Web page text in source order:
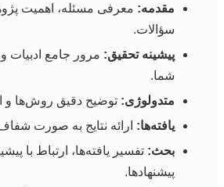
مقدمه: معرفی مسئله، اهمیت
سؤالات.
پیشینه تحقیق: مرور جامع ادبیات
شما.
متدولوژی: توضیح دقیق روش‌ها و
یافته‌ها: ارائه نتایج به صورت
بحث: تفسیر یافته‌ها، ارتباط با
پیشنهادها.